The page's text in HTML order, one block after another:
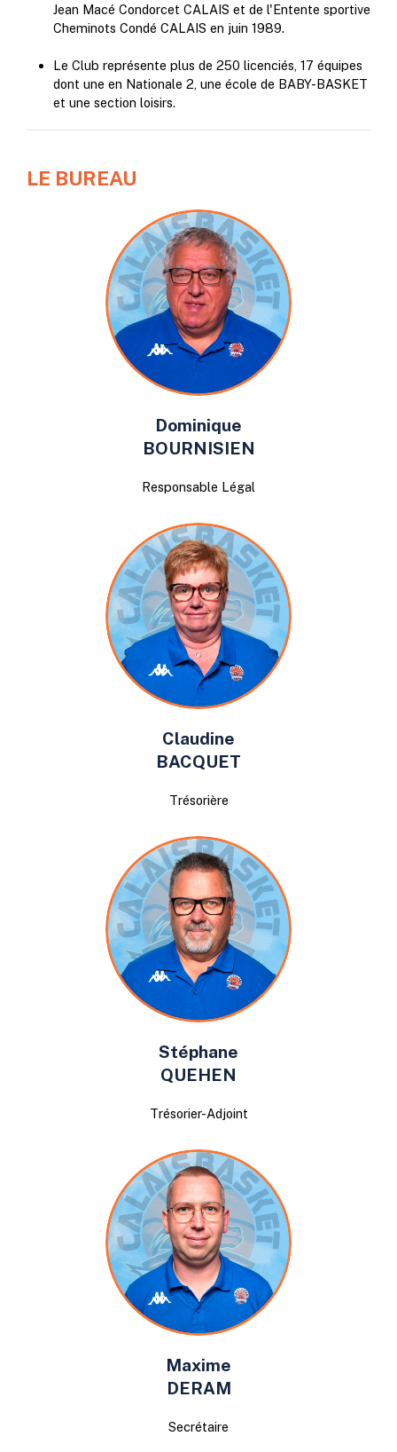
Jean Macé Condorcet CALAIS et de l'Entente sportive
Cheminots Condé CALAIS en juin 1989.
Le Club représente plus de 250 licenciés, 17 équipes
dont une en Nationale 2, une école de BABY-BASKET
et une section loisirs.
LE BUREAU
Dominique
BOURNISIEN
Responsable Légal
Claudine
BACQUET
Trésorière
Stéphane
QUEHEN
Trésorier-Adjoint
Maxime
DERAM
Secrétaire